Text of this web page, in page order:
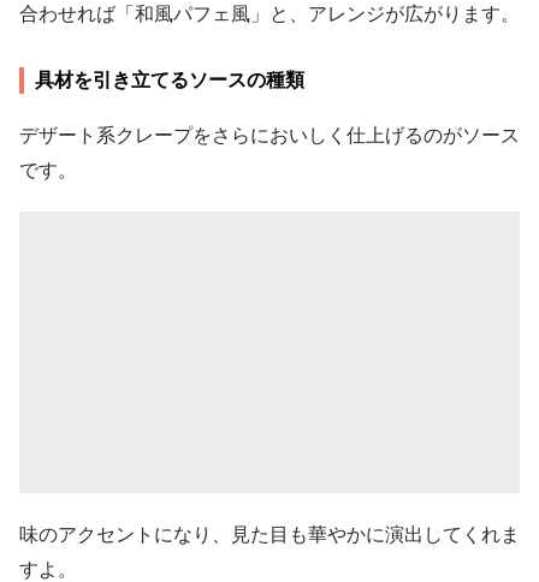
合わせれば「和風パフェ風」と、アレンジが広がります。
具材を引き立てるソースの種類
デザート系クレープをさらにおいしく仕上げるのがソース
です。
味のアクセントになり、見た目も華やかに演出してくれま
すよ。